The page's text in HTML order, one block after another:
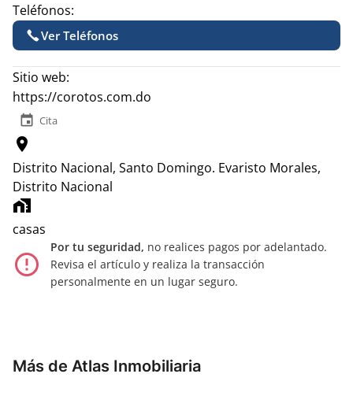
Teléfonos:
Ver Teléfonos
Sitio web:
https://corotos.com.do
event Cita
location_on
Distrito Nacional, Santo Domingo. Evaristo Morales,
Distrito Nacional
home_work
casas
error_outline
Por tu seguridad, no realices pagos por adelantado.
Revisa el artículo y realiza la transacción
personalmente en un lugar seguro.
Más de Atlas Inmobiliaria